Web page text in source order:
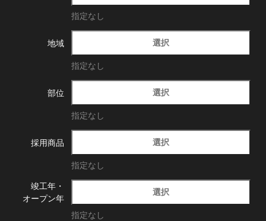
指定なし
地域 選択
指定なし
部位 選択
指定なし
採用商品 選択
指定なし
竣工年・
オープン年
選択
指定なし